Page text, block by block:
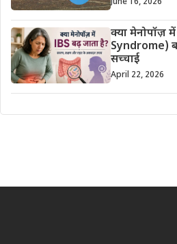
क्या मेनोपॉज़
Syndrome)
सच्चाई
April 22, 2026